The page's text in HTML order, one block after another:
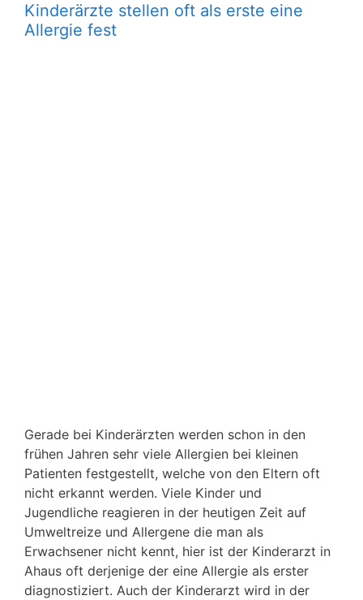
Kinderärzte stellen oft als erste eine
Allergie fest
Gerade bei Kinderärzten werden schon in den
frühen Jahren sehr viele Allergien bei kleinen
Patienten festgestellt, welche von den Eltern oft
nicht erkannt werden. Viele Kinder und
Jugendliche reagieren in der heutigen Zeit auf
Umweltreize und Allergene die man als
Erwachsener nicht kennt, hier ist der Kinderarzt in
Ahaus oft derjenige der eine Allergie als erster
diagnostiziert. Auch der Kinderarzt wird in der